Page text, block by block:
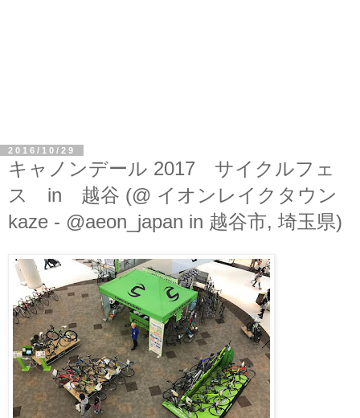
2016/10/29
キャノンデール 2017 サイクルフェ
ス in 越谷 (@ イオンレイクタウン
kaze - @aeon_japan in 越谷市, 埼玉県)